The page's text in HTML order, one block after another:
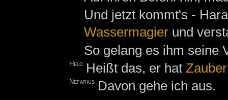
Und jetzt kommt's -
Wassermagierund
So gelang es ihm seine
Held Heißt das, er hatZauber
Nefarius Davon gehe ich aus.